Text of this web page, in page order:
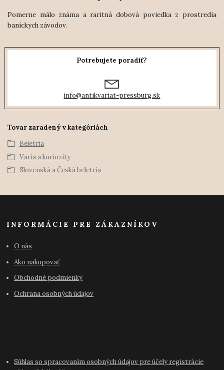
Pomerne málo známa a raritná dobová poviedka z prostredia
baníckych závodov.
Potrebujete poradiť?
info@antikvariat-pressburg.sk
Tovar zaradený v kategóriách
Beletria
Varia a kuriozity
Slovenská a Česká beletria
INFORMÁCIE PRE ZÁKAZNÍKOV
O nás
Ako nakupovať
Obchodné podmienky
Ochrana osobných údajov
Súhlas so spracovaním osobných údajov pre účely registrácie